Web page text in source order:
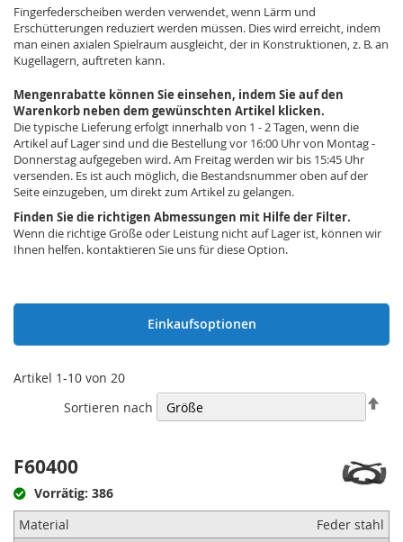
Fingerfederscheiben werden verwendet, wenn Lärm und
Erschütterungen reduziert werden müssen. Dies wird erreicht, indem
man einen axialen Spielraum ausgleicht, der in Konstruktionen, z. B. an
Kugellagern, auftreten kann.
Mengenrabatte können Sie einsehen, indem Sie auf den
Warenkorb neben dem gewünschten Artikel klicken.
Die typische Lieferung erfolgt innerhalb von 1 - 2 Tagen, wenn die
Artikel auf Lager sind und die Bestellung vor 16:00 Uhr von Montag -
Donnerstag aufgegeben wird. Am Freitag werden wir bis 15:45 Uhr
versenden. Es ist auch möglich, die Bestandsnummer oben auf der
Seite einzugeben, um direkt zum Artikel zu gelangen.
Finden Sie die richtigen Abmessungen mit Hilfe der Filter.
Wenn die richtige Größe oder Leistung nicht auf Lager ist, können wir
Ihnen helfen. kontaktieren Sie uns für diese Option.
Einkaufsoptionen
Artikel 1-10 von 20
Sortieren nach
F60400
Vorrätig: 386
Material
Feder stahl